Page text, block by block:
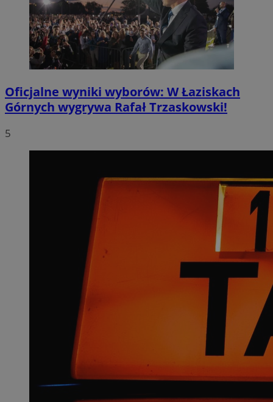
Oficjalne wyniki wyborów: W Łaziskach
Górnych wygrywa Rafał Trzaskowski!
5